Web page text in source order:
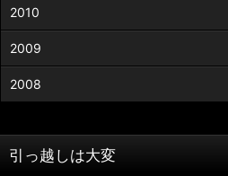
引っ越しは大変
2010
2009
2008